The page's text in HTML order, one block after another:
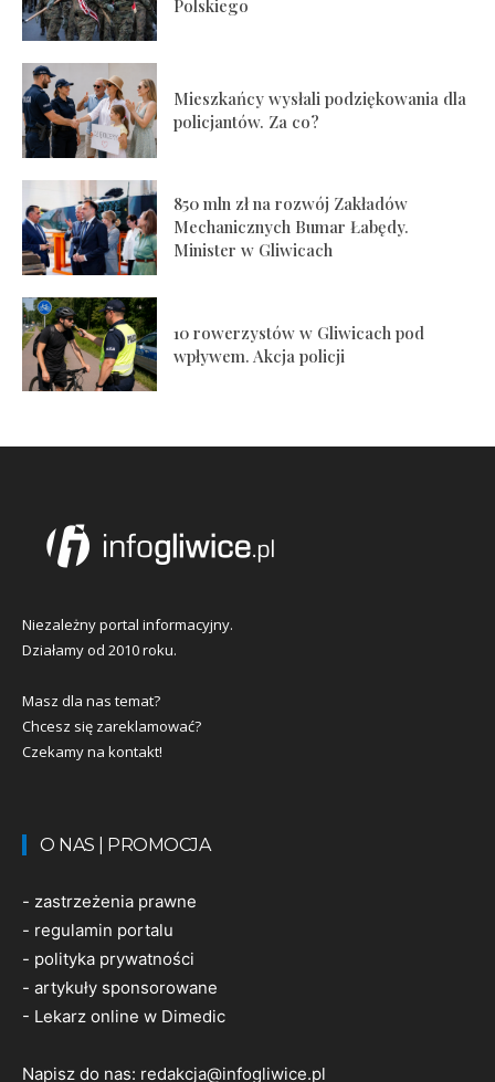
Polskiego
Mieszkańcy wysłali podziękowania dla
policjantów. Za co?
850 mln zł na rozwój Zakładów
Mechanicznych Bumar Łabędy.
Minister w Gliwicach
10 rowerzystów w Gliwicach pod
wpływem. Akcja policji
Niezależny portal informacyjny.
Działamy od 2010 roku.
Masz dla nas temat?
Chcesz się zareklamować?
Czekamy na kontakt!
O NAS | PROMOCJA
- zastrzeżenia prawne
- regulamin portalu
- polityka prywatności
- artykuły sponsorowane
- Lekarz online w Dimedic
Napisz do nas: redakcja@infogliwice.pl